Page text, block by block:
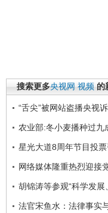
搜索更多央视网 视频 的
“舌尖”被网站盗播央视
农业部:冬小麦播种过九
星光大道8周年节目投
网络媒体隆重热烈迎接
胡锦涛等参观“科学发
法官宋鱼水：法律事实